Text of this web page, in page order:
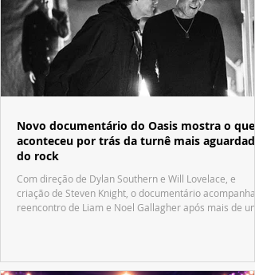
Novo documentário do Oasis mostra o que
aconteceu por trás da turnê mais aguardada
do rock
Com direção de Dylan Southern e Will Lovelace, e
criação de Steven Knight, o documentário acompanha
reencontro de Liam e Noel Gallagher após mais de